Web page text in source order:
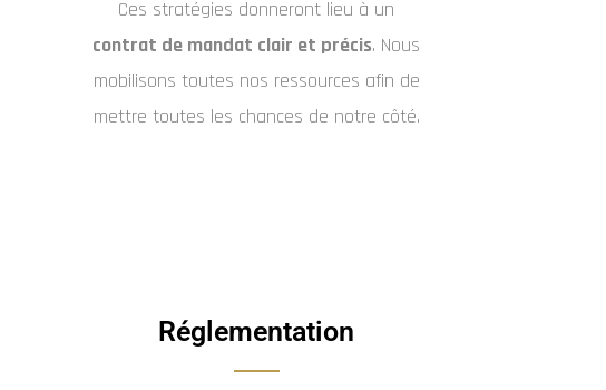
Ces stratégies donneront lieu à un
contrat de mandat clair et précis. Nous
mobilisons toutes nos ressources afin de
mettre toutes les chances de notre côté.
Réglementation